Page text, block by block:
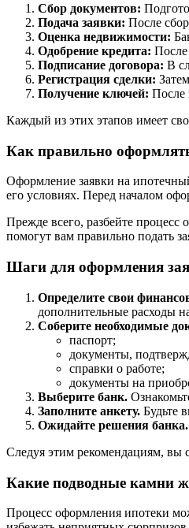
Сбор документов:
Подача заявки: После
Оценка недвижимости:
Одобрение кредита: После
Подписание договора: В
Регистрация сделки:
Получение ключей: После
Каждый из этих этапов имеет
Как правильно
Оформление заявки на
его условиях. Перед началом
Прежде всего, разбейте
помогут вам правильно подать
Шаги для оформления
Определите свои
дополнительные расходы
Соберите необходимые
паспорт;
документы,
справки о работе;
документы на
Выберите банк.
Заполните анкету. Будьте
Ожидайте решения банка.
Следуя этим рекомендациям, вы
Какие подводные камни
Процесс оформления ипотеки